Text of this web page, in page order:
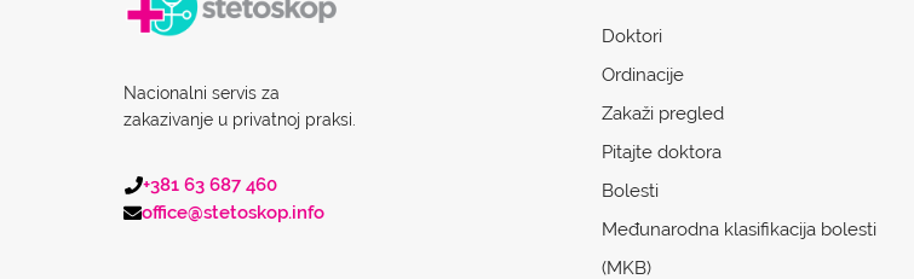
Nacionalni servis za
zakazivanje u privatnoj praksi.
+381 63 687 460
office@stetoskop.info
Doktori
Ordinacije
Zakaži pregled
Pitajte doktora
Bolesti
Međunarodna klasifikacija bolesti
(MKB)